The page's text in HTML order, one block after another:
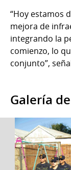
“Hoy estamos
mejora de
integrando la
comienzo, lo
conjunto”,
Galería